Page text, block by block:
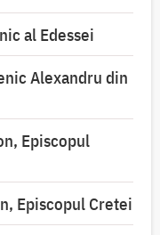
al Edessei
Alexandru din
Episcopul
Episcopul Cretei